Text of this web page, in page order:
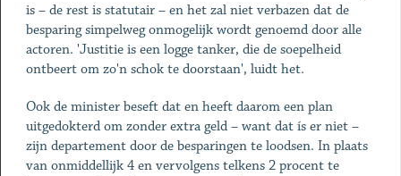
is – de rest is statutair – en het zal niet verbazen dat de
besparing simpelweg onmogelijk wordt genoemd door alle
actoren. 'Justitie is een logge tanker, die de soepelheid
ontbeert om zo'n schok te doorstaan', luidt het.
Ook de minister beseft dat en heeft daarom een plan
uitgedokterd om zonder extra geld – want dat ís er niet –
zijn departement door de besparingen te loodsen. In plaats
van onmiddellijk 4 en vervolgens telkens 2 procent te